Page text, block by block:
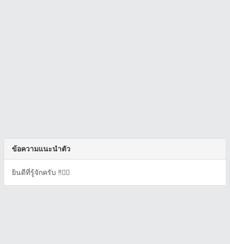
ข้อความแนะนำตัว
ยินดีที่รู้จักครับ ‼️✋🏻